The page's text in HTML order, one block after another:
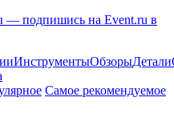
— подпишись на Event.ru в
ИнструментыОбзорыДетали
Самое рекомендуемое